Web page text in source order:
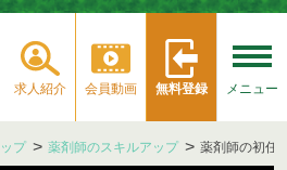
求人紹介 会員動画 無料登録 メニュー
プ 薬剤師のスキルアップ 薬剤師の初任